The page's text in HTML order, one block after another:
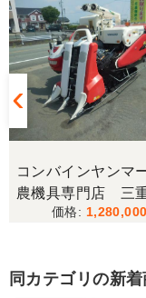
に伺い持ち
所、安い方
したが、高
で安い方で
との差額分
の事。カバ
伝えたとこ
ました。 「
けた」 とい
うな間違い
とうござい
コンバインヤンマ
農機具専門店 三
備済み
1,280,000
同カテゴリの新